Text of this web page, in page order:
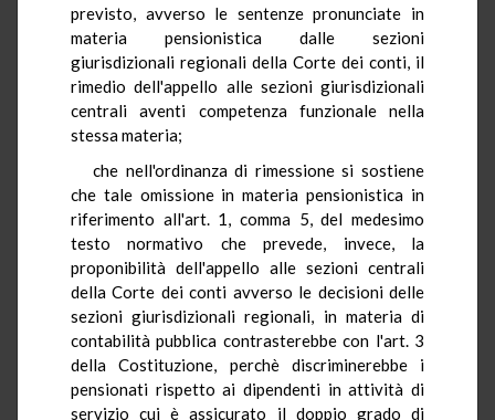
previsto, avverso le sentenze pronunciate in
materia pensionistica dalle sezioni
giurisdizionali regionali della Corte dei conti, il
rimedio dell'appello alle sezioni giurisdizionali
centrali aventi competenza funzionale nella
stessa materia;
che nell'ordinanza di rimessione si sostiene
che tale omissione in materia pensionistica in
riferimento all'art. 1, comma 5, del medesimo
testo normativo che prevede, invece, la
proponibilità dell'appello alle sezioni centrali
della Corte dei conti avverso le decisioni delle
sezioni giurisdizionali regionali, in materia di
contabilità pubblica contrasterebbe con l'art. 3
della Costituzione, perchè discriminerebbe i
pensionati rispetto ai dipendenti in attività di
servizio cui è assicurato il doppio grado di